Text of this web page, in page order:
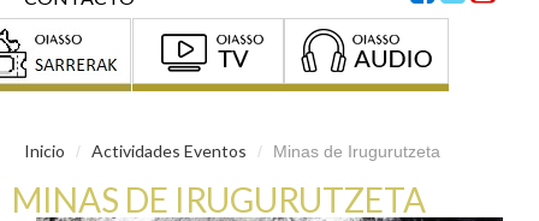
Inicio / Actividades Eventos / Minas de Irugurutzeta
MINAS DE IRUGURUTZETA